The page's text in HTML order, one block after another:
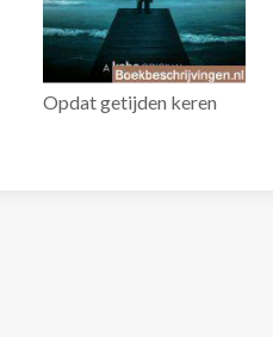
Opdat getijden keren